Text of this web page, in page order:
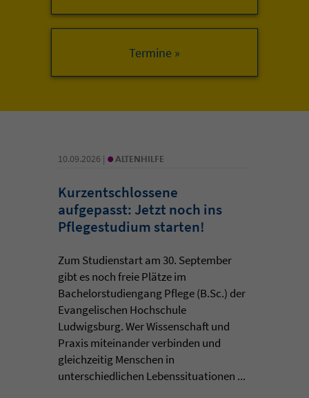
10.09.2026 | • ALTENHILFE
Kurzentschlossene
aufgepasst: Jetzt noch ins
Pflegestudium starten!
Zum Studienstart am 30. September
gibt es noch freie Plätze im
Bachelorstudiengang Pflege (B.Sc.) der
Evangelischen Hochschule
Ludwigsburg. Wer Wissenschaft und
Praxis miteinander verbinden und
gleichzeitig Menschen in
unterschiedlichen Lebenssituationen ...